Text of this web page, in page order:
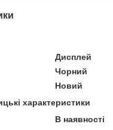
Дисплей
Чорний
Новий
характеристики
В наявності